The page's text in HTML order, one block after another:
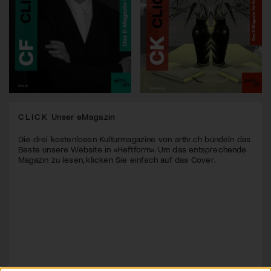
CLICK Unser eMagazin
Die drei kostenlosen Kulturmagazine von arttv.ch bündeln das
Beste unsere Website in «Heftform». Um das entsprechende
Magazin zu lesen, klicken Sie einfach auf das Cover.